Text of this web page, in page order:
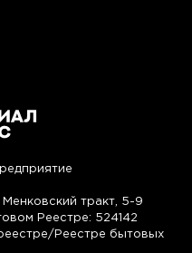
тракт, 5-9
Реестре: 524142
Реестре бытовых